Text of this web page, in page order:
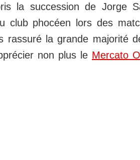
la succession de Jorge
club phocéen lors des
rassuré la grande majorité
non plus le Mercato